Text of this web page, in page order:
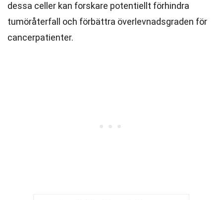
dessa celler kan forskare potentiellt förhindra
tumöråterfall och förbättra överlevnadsgraden för
cancerpatienter.